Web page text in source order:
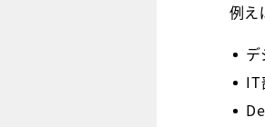
例え
デ
IT